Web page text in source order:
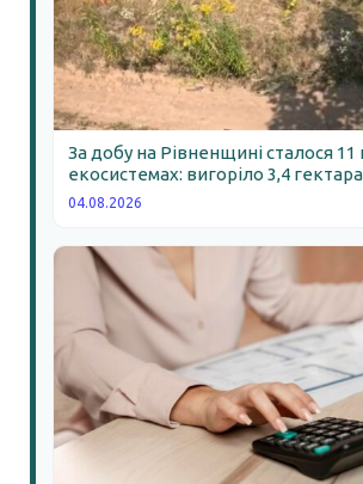
За добу на Рівненщині сталося
екосистемах: вигоріло 3,4
04.08.2026